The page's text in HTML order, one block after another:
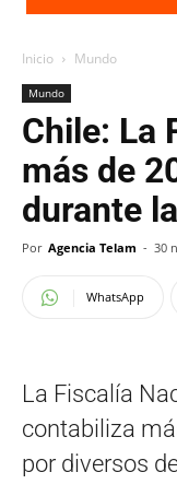
Inicio Mundo
Mundo
Chile: La
más de
durante
Por Agencia Telam - 30
WhatsApp
La Fiscalía
contabiliza
por diversos